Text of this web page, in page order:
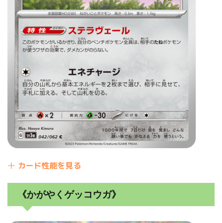
カード性能を見る
《かがやくゲッコウガ》